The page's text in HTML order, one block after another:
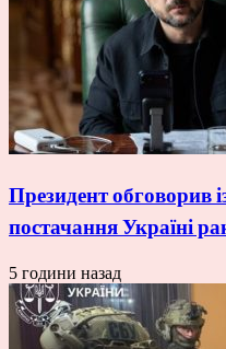
Президент обговорив
постачання Україні
5 години назад